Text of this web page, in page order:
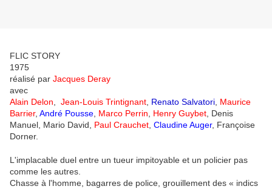
FLIC STORY
1975
réalisé par Jacques Deray
avec
Alain Delon
Jean-Louis Trintignant Renato Salvatori Maurice
Barrier, André Pousse Marco Perrin Henry Guybet , Denis
Manuel, Mario David, Paul Crauchet Claudine Auger, Françoise
Dorner.
L'implacable duel entre un tueur impitoyable et un policier pas
comme les autres.
Chasse à l'homme, bagarres de police, grouillement des « indics